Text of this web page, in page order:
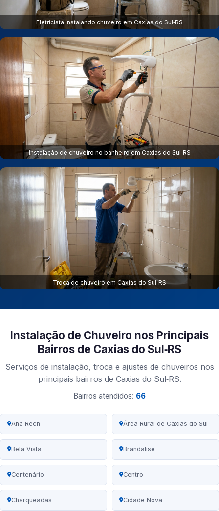
Eletricista instalando chuveiro em Caxias do Sul‑RS
Instalação de chuveiro no banheiro em Caxias do Sul‑RS
Troca de chuveiro em Caxias do Sul‑RS
Instalação de Chuveiro nos Principais
Bairros de Caxias do Sul‑RS
Serviços de instalação, troca e ajustes de chuveiros nos
principais bairros de Caxias do Sul‑RS.
Bairros atendidos: 66
Ana Rech Área Rural de Caxias do Sul
Bela Vista Brandalise
Centenário Centro
Charqueadas Cidade Nova